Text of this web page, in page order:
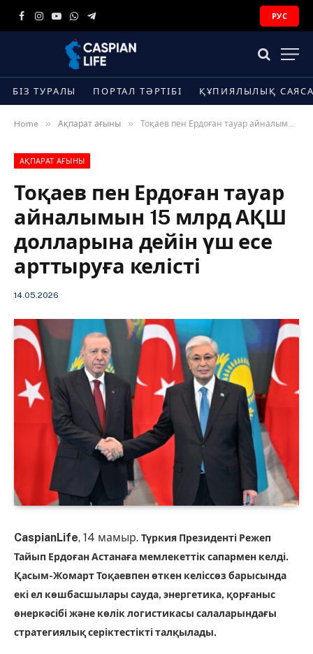
Facebook
Instagram
YouTube
WhatsApp
Telegram
РУС
БІЗ ТУРАЛЫ ПОРТАЛ ТӘРТІБІ ҚҰПИЯЛЫЛЫҚ
Home » Ақпарат ағыны » Тоқаев пен Ердоған тауар айналымын 15 млрд АҚШ долларына дейін үш есе арттыруға келісті
АҚПАРАТ АҒЫНЫ
Тоқаев пен Ердоған тауар
айналымын 15 млрд АҚШ
долларына дейін үш есе
арттыруға келісті
14.05.2026
CaspianLife, 14 мамыр. Түркия Президенті Режеп
Тайып ЕрдоғанАстанаға мемлекеттік сапармен келді.
Қасым-Жомарт Тоқаевпен өткен келіссөз барысында
екі ел көшбасшылары сауда, энергетика, қорғаныс
өнеркәсібі және көлік логистикасы салаларындағы
стратегиялық серіктестікті талқылады.